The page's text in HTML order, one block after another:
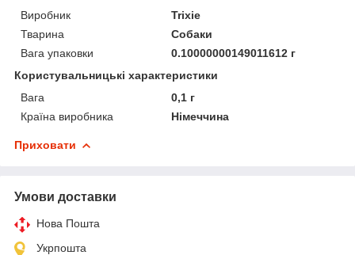
Виробник
Trixie
Тварина
Собаки
Вага упаковки
0.10000000149011612 г
Користувальницькі характеристики
Вага
0,1 г
Країна виробника
Німеччина
Приховати
Умови доставки
Нова Пошта
Укрпошта